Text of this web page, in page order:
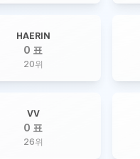
HAERIN
0 표
20위
VV
0 표
26위